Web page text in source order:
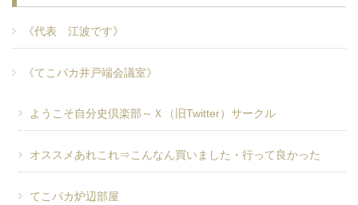
《代表 江波です》
《てこパカ井戸端会議室》
ようこそ自分史倶楽部～Ｘ（旧Twitter）サークル
オススメあれこれ⇒こんなん買いました・行って良かった
てこパカ炉辺部屋